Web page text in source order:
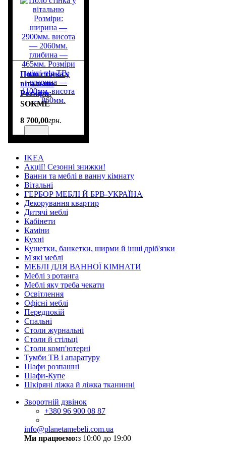
Поло стінка у
вітальню
Розміри:
ширина —
— 2060мм.
ширина —
1100мм. висота
— 860мм.
SOKME
8 700,00грн.
IKEA
Акції! Сезонні знижки!
Ванни та меблі в ванну кімнату
Вітальні
ГЕРБОР МЕБЛІ Й БРВ-УКРАЇНА
Декорування квартир
Дитячі меблі
Кабінети
Каміни
Кухні
Кушетки, банкетки, ширми й інші дріб'язки
М'які меблі
МЕБЛІ ДЛЯ ВАННОЇ КІМНАТИ
Меблі з ротанга
Меблі яку треба чекати
Освітлення
Офісні меблі
Передпокій
Спальні
Столи журнальні
Столи й стільці
Столи комп'ютерні
Тумби ТВ і апаратуру
Шафи розпашні
Шафи-Купе
Шкіряні ліжка й ліжка тканинні
Зворотній дзвінок
+380 96 900 08 87
info@planetamebeli.com.ua
Ми працюємо:з 10:00 до 19:00